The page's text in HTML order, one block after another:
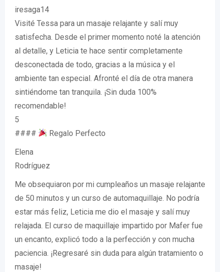
iresaga14
Visité Tessa para un masaje relajante y salí muy
satisfecha. Desde el primer momento noté la atención
al detalle, y Leticia te hace sentir completamente
desconectada de todo, gracias a la música y el
ambiente tan especial. Afronté el día de otra manera
sintiéndome tan tranquila. ¡Sin duda 100%
recomendable!
5
####
Regalo Perfecto
Elena
Rodríguez
Me obsequiaron por mi cumpleaños un masaje relajante
de 50 minutos y un curso de automaquillaje. No podría
estar más feliz, Leticia me dio el masaje y salí muy
relajada. El curso de maquillaje impartido por Mafer fue
un encanto, explicó todo a la perfección y con mucha
paciencia. ¡Regresaré sin duda para algún tratamiento o
masaje!